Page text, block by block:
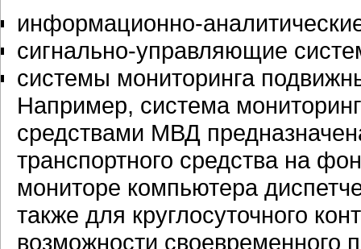
информационно-
сигнально-управляющие
системы мониторинга
Например, система
средствами МВД
транспортного средства на
мониторе компьютера
также для круглосуточного
возможности